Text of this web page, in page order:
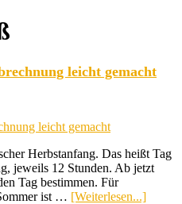
leicht gemacht
Herbstanfang. Das heißt Tag
jeweils 12 Stunden. Ab jetzt
Tag bestimmen. Für
ist … [Weiterlesen...]